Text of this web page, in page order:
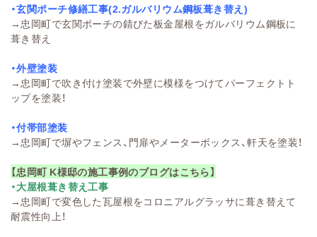
・玄関ポーチ修繕工事(2.ガルバリウム鋼板葺き替え)
→ 忠岡町で玄関ポーチの錆びた板金屋根をガルバリウム鋼板に
葺き替え
・外壁塗装
→ 忠岡町で吹き付け塗装で外壁に模様をつけてパーフェクトト
ップを塗装！
・付帯部塗装
→ 忠岡町で塀やフェンス、門扉やメーターボックス、軒天を塗装！
【忠岡町 K様邸の施工事例のブログはこちら】
・大屋根葺き替え工事
→ 忠岡町で変色した瓦屋根をコロニアルグラッサに葺き替えて
耐震性向上！